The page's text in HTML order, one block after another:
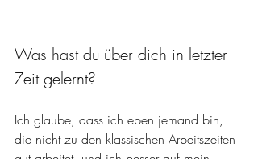
Was hast du über dich in letzter
Zeit gelernt?
Ich glaube, dass ich eben jemand bin,
die nicht zu den klassischen Arbeitszeiten